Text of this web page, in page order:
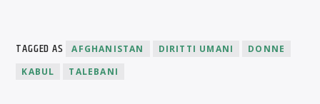
TAGGED AS AFGHANISTAN DIRITTI UMANI
DONNE
KABUL
TALEBANI